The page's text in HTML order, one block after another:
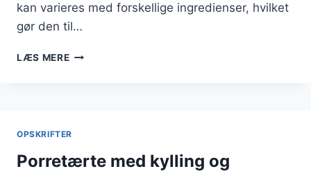
kan varieres med forskellige ingredienser, hvilket
gør den til…
LÆS MEREPORRETÆRTE
OPSKRIFTER
Porretærte med kylling og